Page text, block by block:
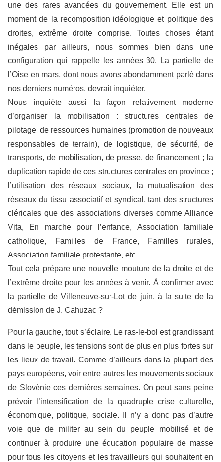
une des rares avancées du gouvernement. Elle est un
moment de la recomposition idéologique et politique des
droites, extrême droite comprise. Toutes choses étant
inégales par ailleurs, nous sommes bien dans une
configuration qui rappelle les années 30. La partielle de
l’Oise en mars, dont nous avons abondamment parlé dans
nos derniers numéros, devrait inquiéter.
Nous inquiète aussi la façon relativement moderne
d’organiser la mobilisation : structures centrales de
pilotage, de ressources humaines (promotion de nouveaux
responsables de terrain), de logistique, de sécurité, de
transports, de mobilisation, de presse, de financement ; la
duplication rapide de ces structures centrales en province ;
l’utilisation des réseaux sociaux, la mutualisation des
réseaux du tissu associatif et syndical, tant des structures
cléricales que des associations diverses comme Alliance
Vita, En marche pour l’enfance, Association familiale
catholique, Familles de France, Familles rurales,
Association familiale protestante, etc.
Tout cela prépare une nouvelle mouture de la droite et de
l’extrême droite pour les années à venir. À confirmer avec
la partielle de Villeneuve-sur-Lot de juin, à la suite de la
démission de J. Cahuzac ?
Pour la gauche, tout s’éclaire. Le ras-le-bol est grandissant
dans le peuple, les tensions sont de plus en plus fortes sur
les lieux de travail. Comme d’ailleurs dans la plupart des
pays européens, voir entre autres les mouvements sociaux
de Slovénie ces dernières semaines. On peut sans peine
prévoir l’intensification de la quadruple crise culturelle,
économique, politique, sociale. Il n’y a donc pas d’autre
voie que de militer au sein du peuple mobilisé et de
continuer à produire une éducation populaire de masse
pour tous les citoyens et les travailleurs qui souhaitent en